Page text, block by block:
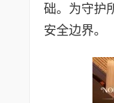
础。为守护
安全边界。